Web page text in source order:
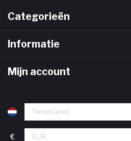
Categorieën
Informatie
Mijn account
€